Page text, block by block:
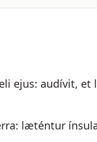
ejus: audívit,
læténtur